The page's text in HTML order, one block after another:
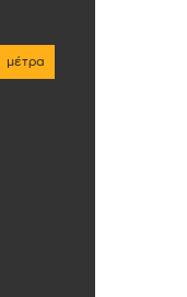
μέτρα